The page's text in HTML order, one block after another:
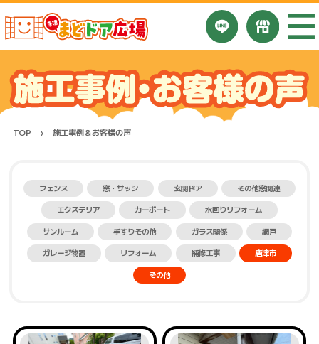
TOP 施工事例＆お客様の声
フェンス 窓・サッシ 玄関ドア その他窓関連
エクステリア カーポート 水回りリフォーム
サンルーム 手すりその他 ガラス関係 網戸
ガレージ物置 リフォーム 補修工事 唐津市
その他